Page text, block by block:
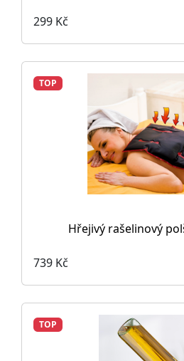
299 Kč
TOP
Hřejivý rašelinový
739 Kč
TOP